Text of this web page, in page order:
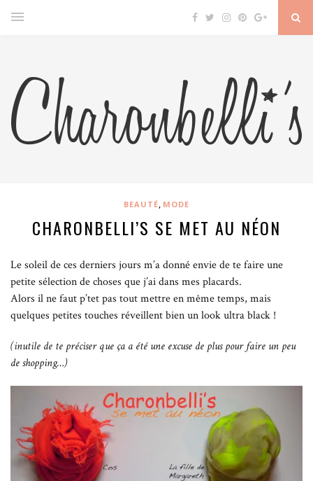
BEAUTÉ, MODE
CHARONBELLI’S SE MET AU NÉON
Le soleil de ces derniers jours m’a donné envie de te faire une
petite sélection de choses que j’ai dans mes placards.
Alors il ne faut p’tet pas tout mettre en même temps, mais
quelques petites touches réveillent bien un look ultra black !
(inutile de te préciser que ça a été une excuse de plus pour faire un peu
de shopping…)